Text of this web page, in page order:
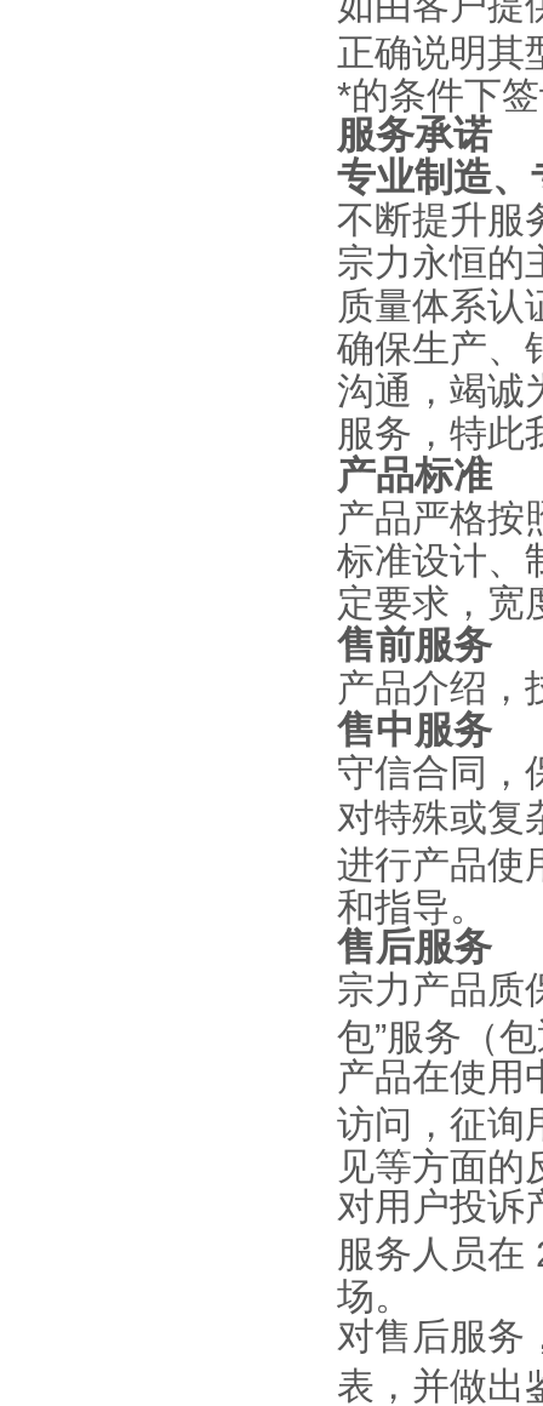
正确说明其
*的条件下
服务承诺
专业制造、
不断提升服
宗力永恒的
质量体系认
确保生产、
沟通，竭诚
服务，特此
产品标准
产品严格按
标准设计、
定要求，宽
售前服务
产品介绍，
售中服务
守信合同，
对特殊或复
进行产品使
和指导。
售后服务
宗力产品质
包”服务（
产品在使用
访问，征询
见等方面的
对用户投诉
服务人员在
场。
对售后服务
表，并做出